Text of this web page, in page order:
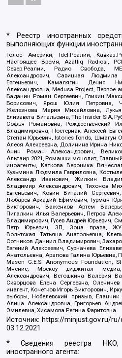
* Реестр иностранных
выполняющих функции
Голос Америки, Idel.Реалии,
Настоящее Время, Azatliq Radiosi,
Север.Реалии, Радио Свобода,
Александрович, Савицкая Людмила
Евгеньевич, Камалягин Денис
Александровна, Medusa Project, Первое
Баданин Роман Сергеевич, Гликин
Борисович, Ярош Юлия Петровна,
Железнова Мария Михайловна,
Елизавета Витальевна, The Insider SIA,
Софья Романовна, Рождественский
Владимировна, Постернак Алексей
Степан Юрьевич, Istories fonds, Шмагун
Алеся Алексеевна, Долинина Ирина
Анин Роман Александрович,
Альтаир 2021, Ромашки монолит,
иноагенты, Каткова Вероника
Кузьмина Людмила Гавриловна,
Александр Иванович, Жилкин
Владимир Александрович, Тихонов
Евгеньевич, Ковин Виталий
Любарев Аркадий Ефимович, Гурман
Викторович, Важенков Артем
Пигалкин Илья Валерьевич, Петров
Владимирович, Гусев Андрей Юрьевич,
Петр Юрьевич, ЗП, Зона права,
Вольтская Татьяна Анатольевна,
Сотников Даниил Владимирович,
Евгений Алексеевич, Сурначева
Анатольевна, Арапова Галина Юрьевна,
Mason G.E.S. Anonymous Foundation,
Мнение, Москоу диджитал
Александрович, Ветошкина Валерия
Скворцова Елена Сергеевна,
инагент, Кочетков Игорь Викторович,
выборы, Нобелевский призыв, Еланчик
Алина Александровна, Григорьев
Эмилевна, Хисамова Регина Фаритовна
Источник: https://minjust.gov.ru/
03.12.2021
* Сведения реестра НКО,
иностранного агента: